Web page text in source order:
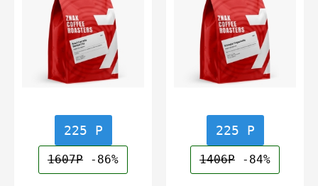
225 Р
1607Р -86%
225 Р
1406Р -84%